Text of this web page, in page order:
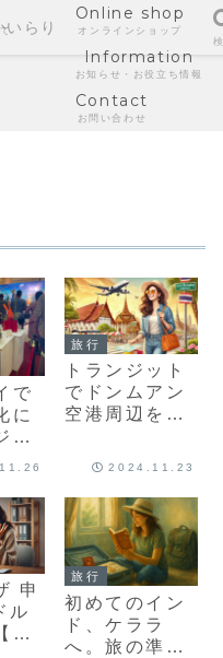
Online shop
オンラインショップ
Information
お知らせ・お役立ち情報
Contact
お問い合わせ
で
に
ャ
ポ
旅行
トランジット
でドンムアン
空港周辺を満
おすすめ店ガ
イド
2024.11.23
申
ル
体
旅行
初めてのイン
ド、ケララ
へ。旅の準備
らり